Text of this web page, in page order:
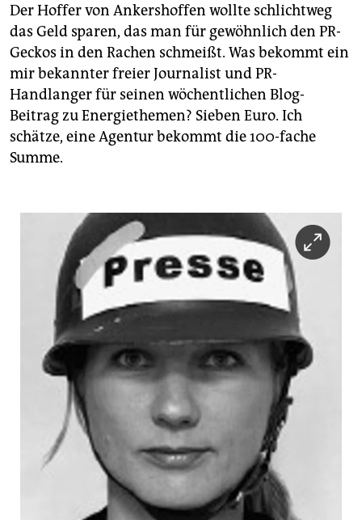
Der Hoffer von Ankershoffen wollte schlichtweg
das Geld sparen, das man für gewöhnlich den PR-
Geckos in den Rachen schmeißt. Was bekommt ein
mir bekannter freier Journalist und PR-
Handlanger für seinen wöchentlichen Blog-
Beitrag zu Energiethemen? Sieben Euro. Ich
schätze, eine Agentur bekommt die 100-fache
Summe.